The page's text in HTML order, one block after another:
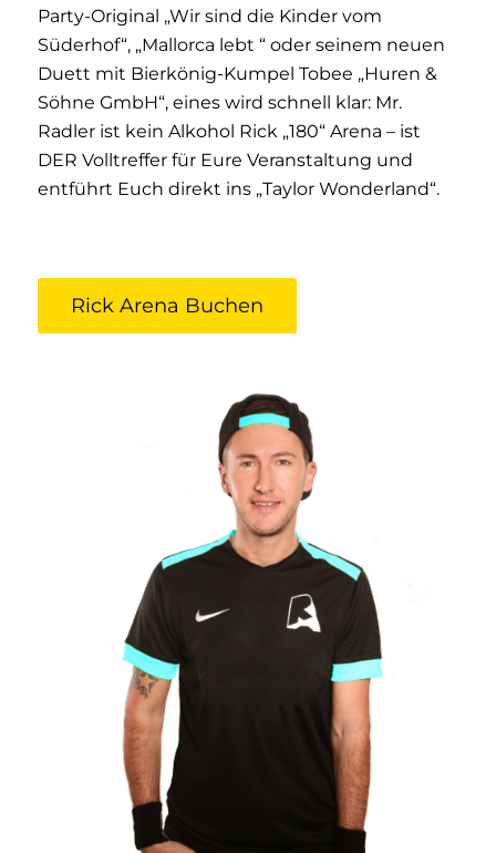
Party-Original „Wir sind die Kinder vom
Süderhof“, „Mallorca lebt “ oder seinem neuen
Duett mit Bierkönig-Kumpel Tobee „Huren &
Söhne GmbH“, eines wird schnell klar: Mr.
Radler ist kein Alkohol Rick „180“ Arena – ist
DER Volltreffer für Eure Veranstaltung und
entführt Euch direkt ins „Taylor Wonderland“.
Rick Arena Buchen